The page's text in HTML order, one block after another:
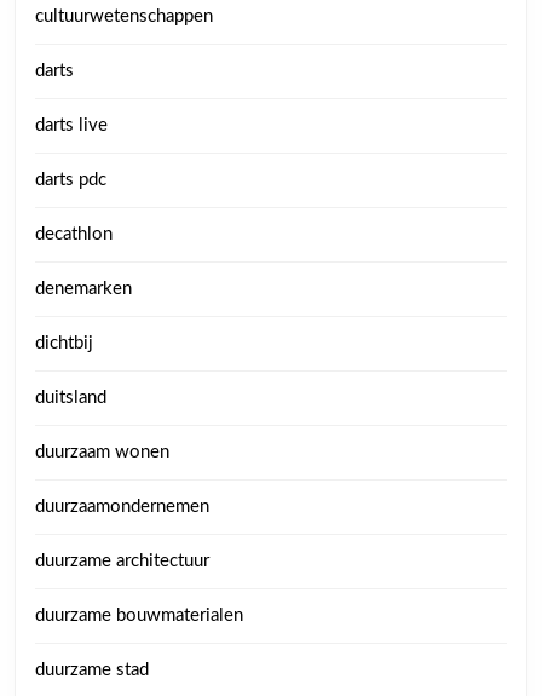
cultuurwetenschappen
darts
darts live
darts pdc
decathlon
denemarken
dichtbij
duitsland
duurzaam wonen
duurzaamondernemen
duurzame architectuur
duurzame bouwmaterialen
duurzame stad